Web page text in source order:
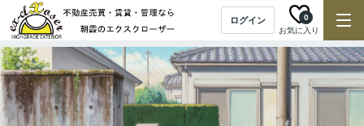
ログイン
お気に入り
0